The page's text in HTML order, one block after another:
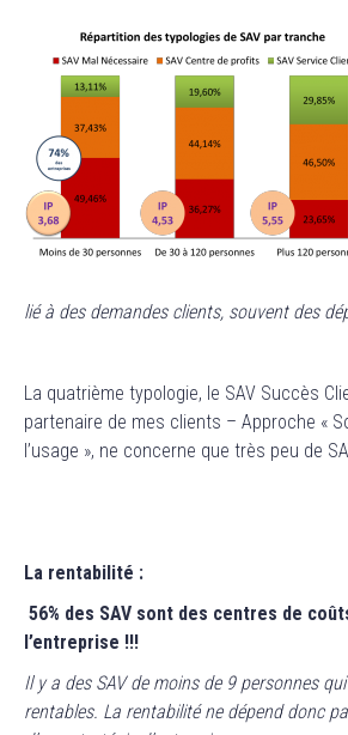
lié à des demandes clients, souvent des
La quatrième typologie, le SAV Succès
partenaire de mes clients – Approche «
l’usage », ne concerne que très peu de
La rentabilité :
56% des SAV sont des centres de
l’entreprise !!!
Il y a des SAV de moins de 9 personnes
rentables. La rentabilité ne dépend donc